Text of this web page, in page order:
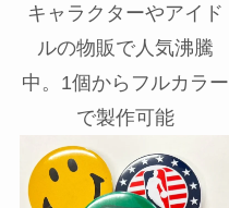
キャラクターやアイド
ルの物販で人気沸騰
中。1個からフルカラー
で製作可能